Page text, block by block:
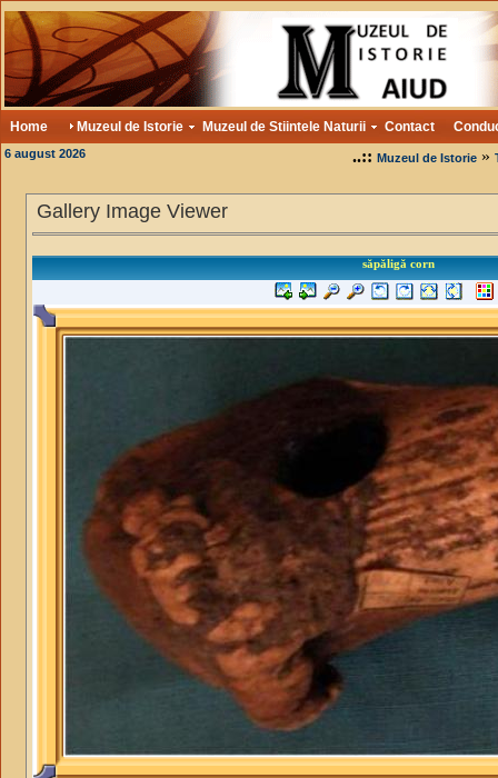
Home Muzeul de Istorie Muzeul de Stiintele Naturii Contact
6 august 2026 ..:: Muzeul de Istorie»
Gallery Image Viewer
săpăligă corn